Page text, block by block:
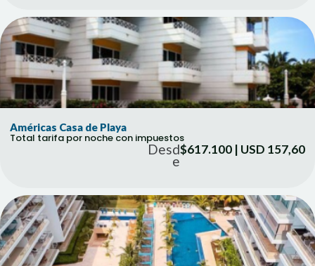
Américas Casa de Playa
Total tarifa por noche con impuestos
Desd
e
$617.100 | USD 157,60